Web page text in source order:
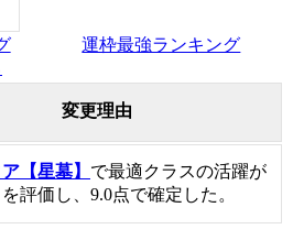
運枠最強ランキング
変更理由
【星墓】 で最適クラスの活躍が
評価し、9.0点で確定した。